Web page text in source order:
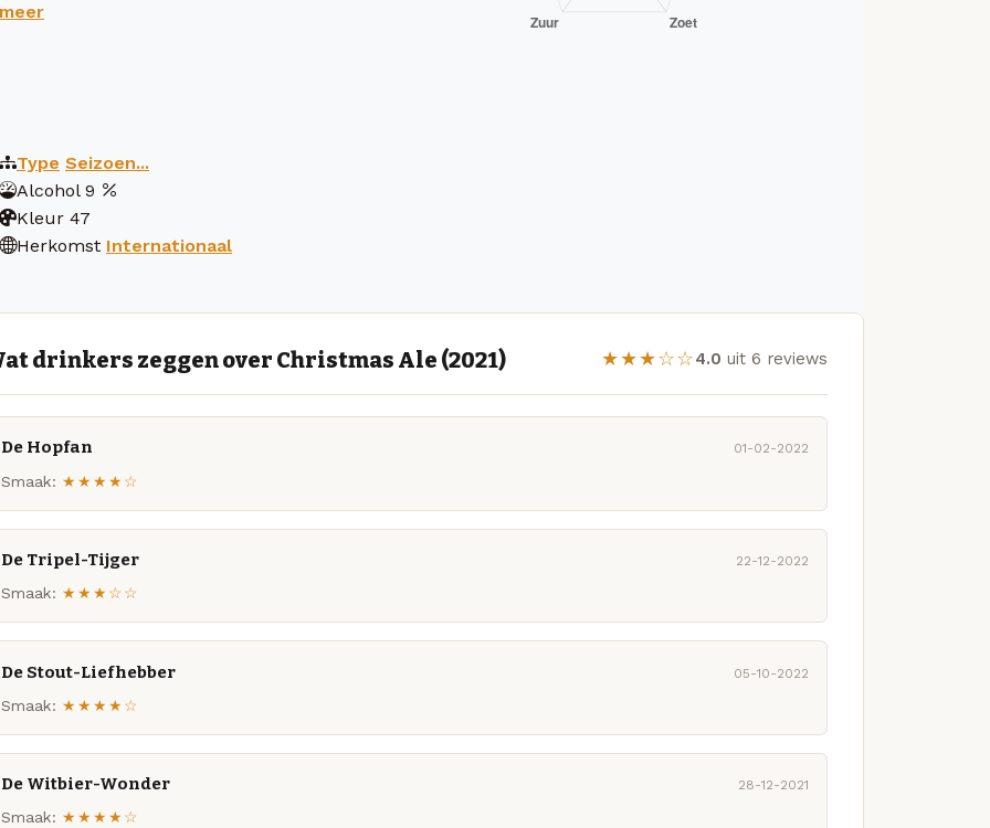
meer
Type Seizoen...
Alcohol 9
Kleur 47
Herkomst Internationaal
drinkers zeggen over Christmas Ale (2021) ★★★☆☆4.0 uit 6 reviews
De Hopfan 01-02-2022
Smaak: ★★★★☆
De Tripel-Tijger 22-12-2022
Smaak: ★★★☆☆
De Stout-Liefhebber 05-10-2022
Smaak: ★★★★☆
De Witbier-Wonder 28-12-2021
Smaak: ★★★★☆